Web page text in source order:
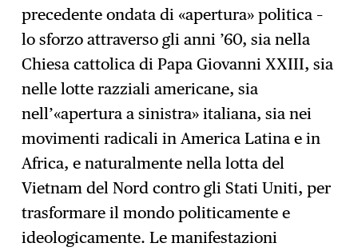
precedente ondata di «apertura» politica –
lo sforzo attraverso gli anni ’60, sia nella
Chiesa cattolica di Papa Giovanni XXIII, sia
nelle lotte razziali americane, sia
nell’«apertura a sinistra» italiana, sia nei
movimenti radicali in America Latina e in
Africa, e naturalmente nella lotta del
Vietnam del Nord contro gli Stati Uniti, per
trasformare il mondo politicamente e
ideologicamente. Le manifestazioni